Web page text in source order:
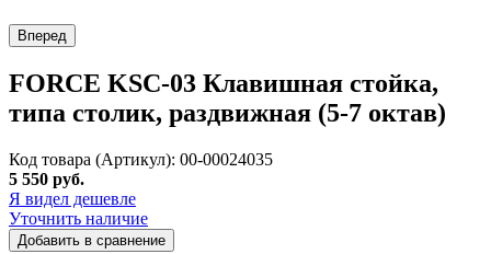
Вперед
FORCE KSC-03 Клавишная стойка,
типа столик, раздвижная (5-7 октав)
Код товара (Артикул): 00-00024035
5 550 руб.
Я видел дешевле
Уточнить наличие
Добавить в сравнение